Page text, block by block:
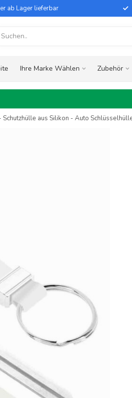
ab Lager lieferbar
Ihre Marke Wählen Zubehör
aus Silikon - Auto